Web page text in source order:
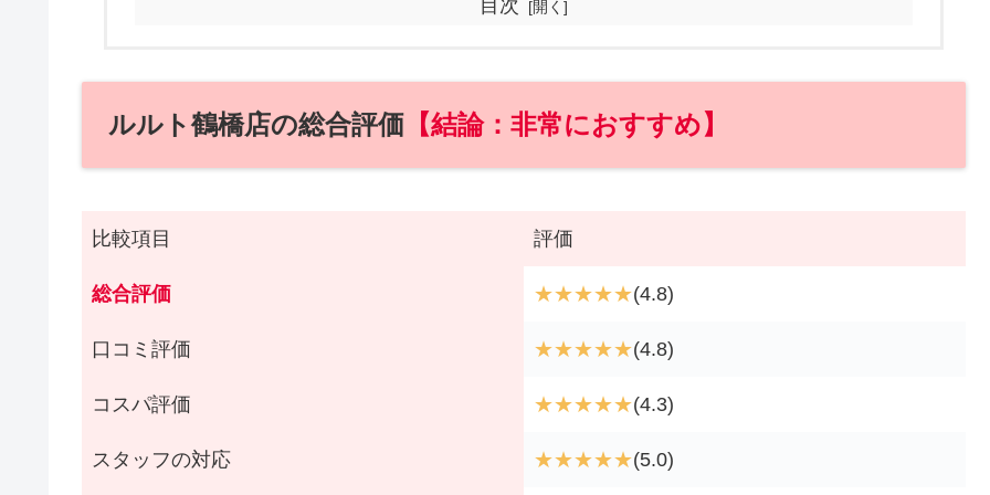
目次
ルルト鶴橋店の総合評価 【結論：非常におすすめ】
比較項目 評価
総合評価 ★★★★★(4.8)
口コミ評価 ★★★★★(4.8)
コスパ評価 ★★★★★(4.3)
スタッフの対応 ★★★★★(5.0)